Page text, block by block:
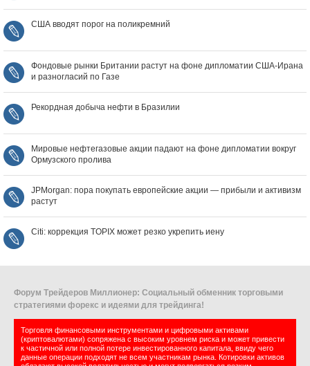
США вводят порог на поликремний
Фондовые рынки Британии растут на фоне дипломатии США‑Ирана
и разногласий по Газе
Рекордная добыча нефти в Бразилии
Мировые нефтегазовые акции падают на фоне дипломатии вокруг
Ормузского пролива
JPMorgan: пора покупать европейские акции — прибыли и активизм
растут
Citi: коррекция TOPIX может резко укрепить иену
Форум Трейдеров Миллионер: Социальный обменник торговыми
стратегиями форекс и идеями для трейдинга!
Торговля финансовыми инструментами и цифровыми активами
(криптовалютами) сопряжена с высоким уровнем риска и может привести
к частичной или полной потере инвестированного капитала, ввиду чего
данные операции подходят не всем участникам рынка. Котировки активов